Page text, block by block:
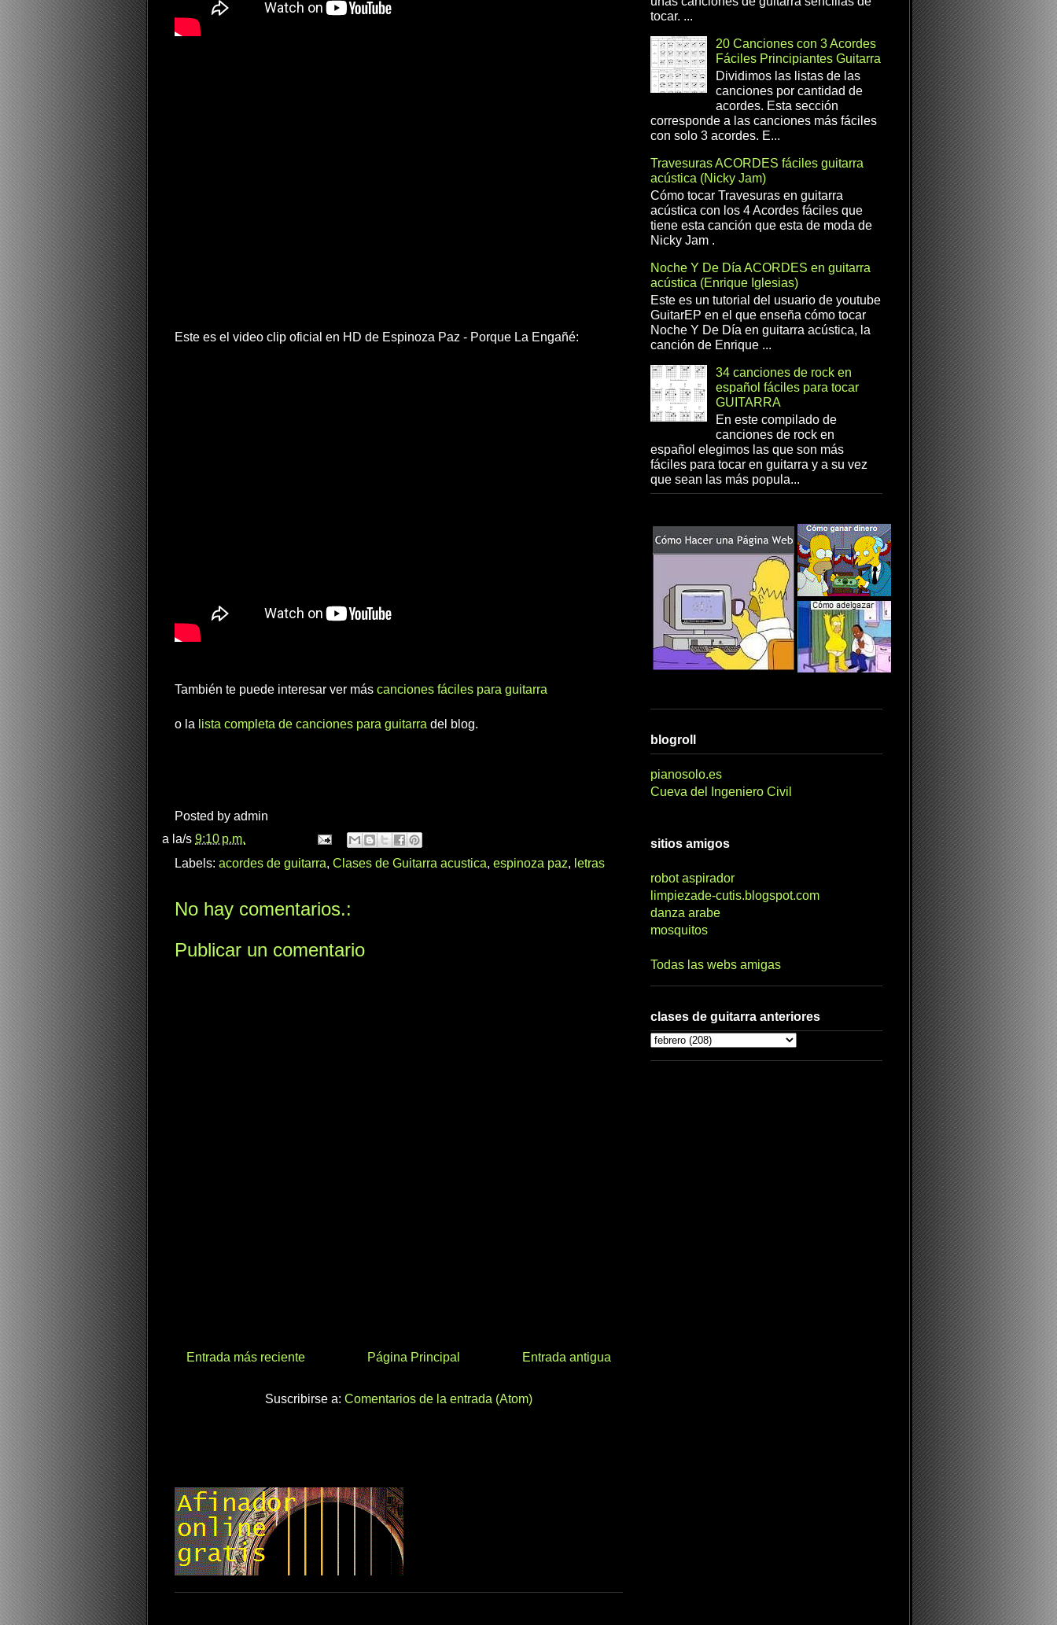
Este es el video clip oficial en HD de Espinoza Paz - Porque La Engañé:
También te puede interesar ver más canciones fáciles para guitarra
o la lista completa de canciones para guitarra del blog.
Posted by admin
a la/s 9:10 p.m.
Labels: acordes de guitarra, Clases de Guitarra acustica, espinoza paz, letras
No hay comentarios.:
Publicar un comentario
Entrada más reciente Entrada antigua
Página Principal
Suscribirse a: Comentarios de la entrada (Atom)
tocar. ...
20 Canciones con 3 Acordes
Fáciles Principiantes Guitarra
Dividimos las listas de las
canciones por cantidad de
acordes. Esta sección
corresponde a las canciones más fáciles
con solo 3 acordes. E...
Travesuras ACORDES fáciles guitarra
acústica (Nicky Jam)
Cómo tocar Travesuras en guitarra
acústica con los 4 Acordes fáciles que
tiene esta canción que esta de moda de
Nicky Jam .
Noche Y De Día ACORDES en guitarra
acústica (Enrique Iglesias)
Este es un tutorial del usuario de youtube
GuitarEP en el que enseña cómo tocar
Noche Y De Día en guitarra acústica, la
canción de Enrique ...
34 canciones de rock en
español fáciles para tocar
GUITARRA
En este compilado de
canciones de rock en
español elegimos las que son más
fáciles para tocar en guitarra y a su vez
que sean las más popula...
blogroll
pianosolo.es
Cueva del Ingeniero Civil
sitios amigos
robot aspirador
limpiezade-cutis.blogspot.com
danza arabe
mosquitos
Todas las webs amigas
clases de guitarra anteriores